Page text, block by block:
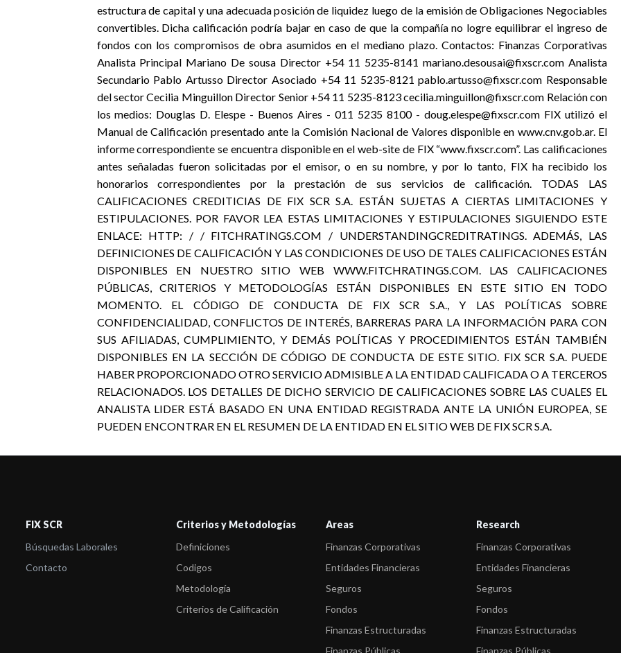
estructura de capital y una adecuada posición de liquidez luego de la emisión de Obligaciones Negociables
convertibles. Dicha calificación podría bajar en caso de que la compañía no logre equilibrar el ingreso de
fondos con los compromisos de obra asumidos en el mediano plazo. Contactos: Finanzas Corporativas
Analista Principal Mariano De sousa Director +54 11 5235-8141 mariano.desousai@fixscr.com Analista
Secundario Pablo Artusso Director Asociado +54 11 5235-8121 pablo.artusso@fixscr.com Responsable
del sector Cecilia Minguillon Director Senior +54 11 5235-8123 cecilia.minguillon@fixscr.com Relación con
los medios: Douglas D. Elespe - Buenos Aires - 011 5235 8100 - doug.elespe@fixscr.com FIX utilizó el
Manual de Calificación presentado ante la Comisión Nacional de Valores disponible en www.cnv.gob.ar. El
informe correspondiente se encuentra disponible en el web-site de FIX “www.fixscr.com”. Las calificaciones
antes señaladas fueron solicitadas por el emisor, o en su nombre, y por lo tanto, FIX ha recibido los
honorarios correspondientes por la prestación de sus servicios de calificación. TODAS LAS
CALIFICACIONES CREDITICIAS DE FIX SCR S.A. ESTÁN SUJETAS A CIERTAS LIMITACIONES Y
ESTIPULACIONES. POR FAVOR LEA ESTAS LIMITACIONES Y ESTIPULACIONES SIGUIENDO ESTE
ENLACE: HTTP: / / FITCHRATINGS.COM / UNDERSTANDINGCREDITRATINGS. ADEMÁS, LAS
DEFINICIONES DE CALIFICACIÓN Y LAS CONDICIONES DE USO DE TALES CALIFICACIONES ESTÁN
DISPONIBLES EN NUESTRO SITIO WEB WWW.FITCHRATINGS.COM. LAS CALIFICACIONES
PÚBLICAS, CRITERIOS Y METODOLOGÍAS ESTÁN DISPONIBLES EN ESTE SITIO EN TODO
MOMENTO. EL CÓDIGO DE CONDUCTA DE FIX SCR S.A., Y LAS POLÍTICAS SOBRE
CONFIDENCIALIDAD, CONFLICTOS DE INTERÉS, BARRERAS PARA LA INFORMACIÓN PARA CON
SUS AFILIADAS, CUMPLIMIENTO, Y DEMÁS POLÍTICAS Y PROCEDIMIENTOS ESTÁN TAMBIÉN
DISPONIBLES EN LA SECCIÓN DE CÓDIGO DE CONDUCTA DE ESTE SITIO. FIX SCR S.A. PUEDE
HABER PROPORCIONADO OTRO SERVICIO ADMISIBLE A LA ENTIDAD CALIFICADA O A TERCEROS
RELACIONADOS. LOS DETALLES DE DICHO SERVICIO DE CALIFICACIONES SOBRE LAS CUALES EL
ANALISTA LIDER ESTÁ BASADO EN UNA ENTIDAD REGISTRADA ANTE LA UNIÓN EUROPEA, SE
PUEDEN ENCONTRAR EN EL RESUMEN DE LA ENTIDAD EN EL SITIO WEB DE FIX SCR S.A.
FIX SCR
Búsquedas Laborales
Contacto
Criterios y Metodologías
Definiciones
Codigos
Metodología
Criterios de Calificación
Areas
Finanzas Corporativas
Entidades Financieras
Seguros
Fondos
Finanzas Estructuradas
Finanzas Públicas
Research
Finanzas Corporativas
Entidades Financieras
Seguros
Fondos
Finanzas Estructuradas
Finanzas Públicas